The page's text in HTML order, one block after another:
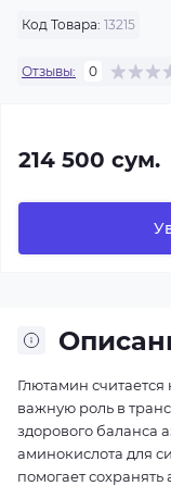
Код Товара: 13215
Отзывы: 0
214 500 сум.
Глютамин
важную роль в
здорового баланса
аминокислота для
помогает